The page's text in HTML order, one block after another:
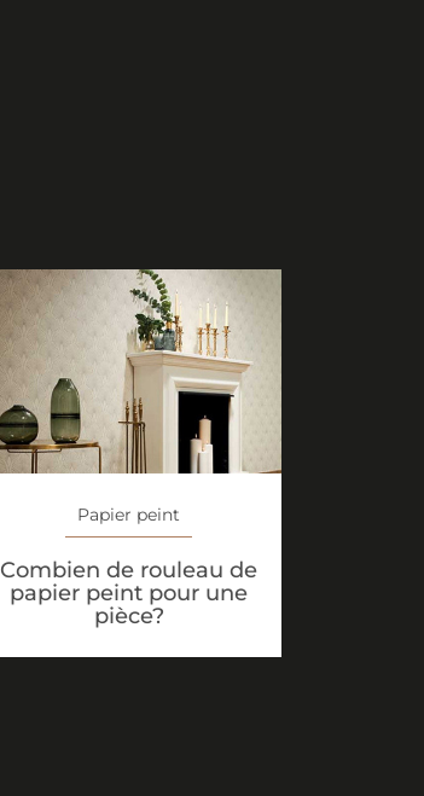
Papier peint
Combien de rouleau de
papier peint pour une
pièce?